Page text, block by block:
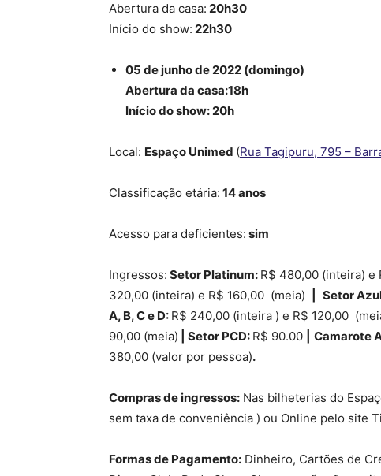
Abertura da casa: 20h30
Início do show: 22h30
05 de junho de 2022 (domingo)
Abertura da casa:18h
Início do show: 20h
Local: Espaço Unimed (Rua Tagipuru, 795 –
Classificação etária: 14 anos
Acesso para deficientes: sim
Ingressos: Setor Platinum: R$ 480,00 (inteira) e
320,00 (inteira) e R$ 160,00 (meia)
Setor
A, B, C e D: R$ 240,00 (inteira ) e R$ 120,00
90,00 (meia) | Setor PCD: R$ 90.00 Camarote
380,00 (valor por pessoa).
Compras de ingressos: Nas bilheterias do
sem taxa de conveniência ) ou Online pelo site
Formas de Pagamento: Dinheiro, Cartões de